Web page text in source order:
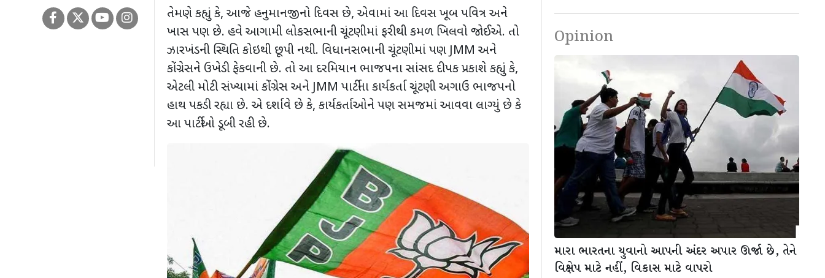
તેમણે કહ્યું કે, આજે હનુમાનજીનો દિવસ છે, એવામાં આ દિવસ ખૂબ પવિત્ર અને
ખાસ પણ છે. હવે આગામી લોકસભાની ચૂંટણીમાં ફરીથી કમળ ખિલવો જોઈએ. તો
ઝારખંડની સ્થિતિ કોઇથી છૂપી નથી. વિધાનસભાની ચૂંટણીમાં પણ JMM અને
કોંગ્રેસને ઉખેડી ફેકવાની છે. તો આ દરમિયાન ભાજપના સાંસદ દીપક પ્રકાશે કહ્યું કે,
એટલી મોટી સંખ્યામાં કોંગ્રેસ અને JMM પાર્ટીના કાર્યકર્તા ચૂંટણી અગાઉ ભાજપનો
હાથ પકડી રહ્યા છે. એ દર્શાવે છે કે, કાર્યકર્તાઓને પણ સમજમાં આવવા લાગ્યું છે કે
આ પાર્ટીઓ ડૂબી રહી છે.
Opinion
મારા ભારતના યુવાનો આપની અંદર અપાર ઊર્જા છે, તેને
વિક્ષેપ માટે નહીં, વિકાસ માટે વાપરો